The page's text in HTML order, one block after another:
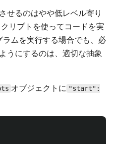
せるのはやや低レベル寄り
リプトを使ってコードを実
ムを実行する場合でも、必
うにするのは、適切な抽象
オブジェクトに "start":